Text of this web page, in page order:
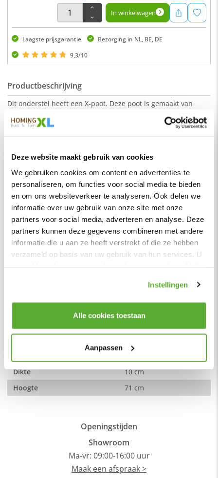
Deze website maakt gebruik van cookies
We gebruiken cookies om content en advertenties te
personaliseren, om functies voor social media te bieden
en om ons websiteverkeer te analyseren. Ook delen we
informatie over uw gebruik van onze site met onze
partners voor social media, adverteren en analyse. Deze
partners kunnen deze gegevens combineren met andere
informatie die u aan ze heeft verstrekt of die ze hebben
verzameld op basis van uw gebruik van hun services. U
Instellingen
Alle cookies toestaan
Aanpassen
In winkelwagen
Laagste prijsgarantie
Bezorging in NL, BE, DE
9,3/10
Productbeschrijving
Dit onderstel heeft een X-poot. Deze poot is gemaakt van
en is wit gepoedercoat.Deze X-poot is voorzien van stelvoeten.
Eigenschappen
SKU
x-poot-wit
Montage
Nee
Merk
HomingXL
Soort
Onderstellen
Vorm
X
Dikte
10 cm
Hoogte
71 cm
Openingstijden
Showroom
Ma-vr: 09:00-16:00 uur
Maak een afspraak >